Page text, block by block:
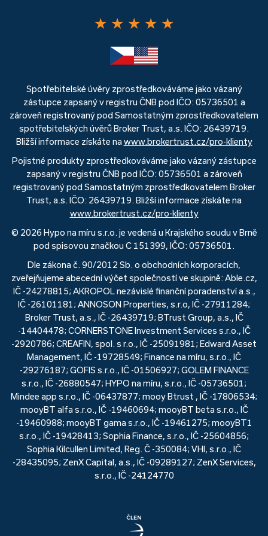
★ ★ ★ ★ ★
Spotřebitelské úvěry zprostředkováváme jako vázaný
zástupce zapsaný v registru ČNB pod IČO: 05736501 a
zároveň registrovaný pod Samostatným zprostředkovatelem
spotřebitelských úvěrů Broker Trust, a.s. IČO: 26439719.
Bližší informace získáte na www.brokertrust.cz/pro-klienty
Pojistné produkty zprostředkováváme jako vázaný zástupce
zapsaný v registru ČNB pod IČO: 05736501 a zároveň
registrovaný pod Samostatným zprostředkovatelem Broker
Trust, a.s. IČO: 26439719. Bližší informace získáte na
www.brokertrust.cz/pro-klienty
© 2026 Hypo na míru s.r.o. je vedená u Krajského soudu v Brně
pod spisovou značkou C 151399, IČO: 05736501.
Dle zákona č. 90/2012 Sb. o obchodních korporacích,
zveřejňujeme abecední výčet společností ve skupině: Able.cz,
IČ -24278815; AKROPOL nezávislé finanční poradenství a.s.,
IČ -26101181; ANNOSON Properties, s.r.o, IČ -27911284;
Broker Trust, a.s., IČ -26439719; BTrust Group, a.s., IČ
-14404478; CORNERSTONE Investment Services s.r.o., IČ
-2920786; CREAFIN, spol. s r.o., IČ -25091981; Edward Asset
Management, IČ -19728549; Finance na míru, s.r.o., IČ
-29276187; GOFIS s.r.o., IČ -01506927; GOLEM FINANCE
s.r.o., IČ -26880547; HYPO na míru, s.r.o., IČ -05736501;
Mindee app s.r.o., IČ -06437877; mooy Btrust , IČ -17806534;
mooyBT alfa s.r.o., IČ -19460694; mooyBT beta s.r.o., IČ
-19460988; mooyBT gama s.r.o., IČ -19461275; mooyBT1
s.r.o., IČ -19428413; Sophia Finance, s.r.o., IČ -25604856;
Sophia Kilcullen Limited, Reg. Č -350084; VHI, s.r.o., IČ
-28435095; ZenX Capital, a.s., IČ -09289127; ZenX Services,
s.r.o., IČ -24124770